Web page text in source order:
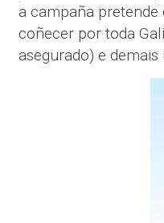
a campaña
coñecer por toda
asegurado) e